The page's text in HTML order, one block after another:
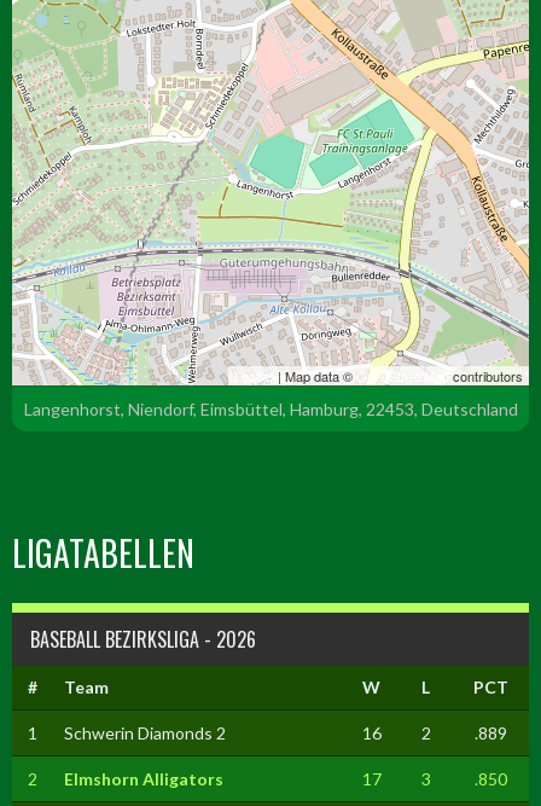
Leaflet | Map data © OpenStreetMapcontributors
Langenhorst, Niendorf, Eimsbüttel, Hamburg, 22453, Deutschland
LIGATABELLEN
BASEBALL BEZIRKSLIGA - 2026
# Team W L PCT
1 Schwerin Diamonds 2 16 2 .889
2 Elmshorn Alligators 17 3 .850